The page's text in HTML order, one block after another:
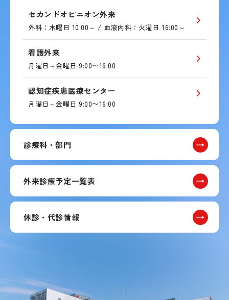
セカンドオピニオン外来
外科：木曜日 10:00～ / 血液内科：火曜日 16:00～
看護外来
月曜日～金曜日 9:00〜16:00
認知症疾患医療センター
月曜日～金曜日 9:00〜16:00
診療科・部門
外来診療予定一覧表
休診・代診情報